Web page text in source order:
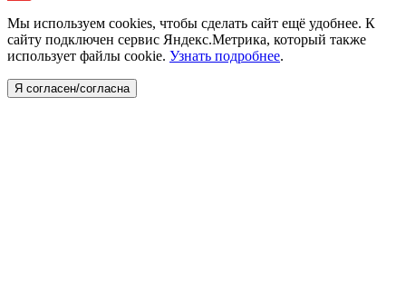
Мы используем cookies, чтобы сделать сайт ещё удобнее. К
сайту подключен сервис Яндекс.Метрика, который также
использует файлы cookie. Узнать подробнее.
Я согласен/согласна